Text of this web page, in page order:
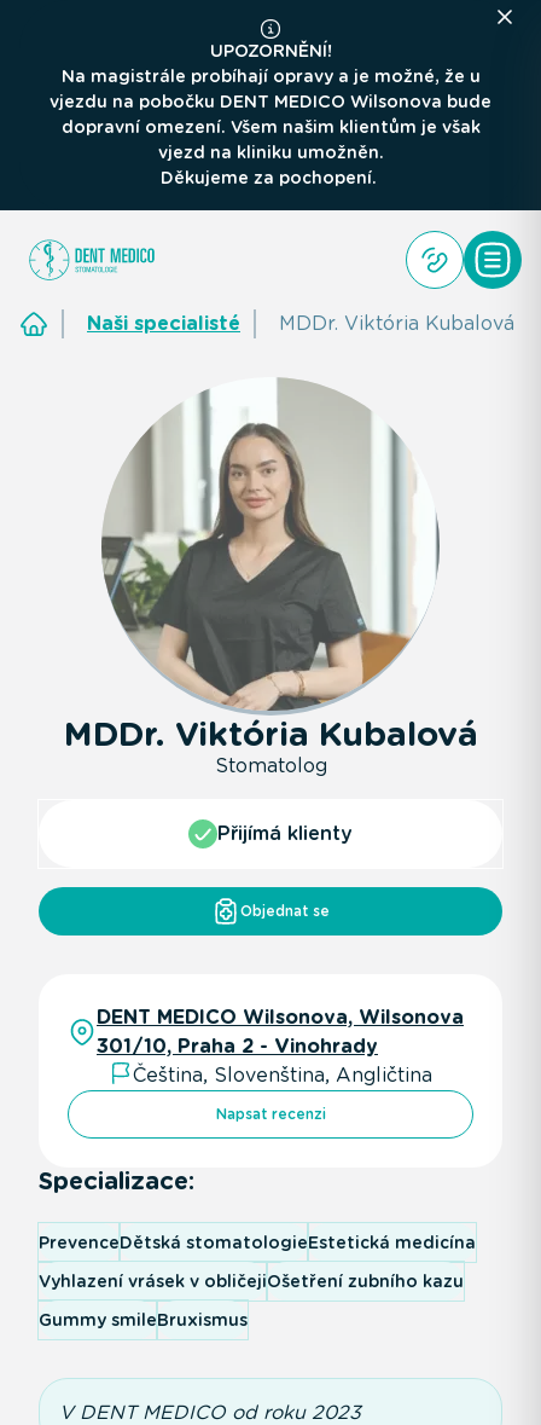
UPOZORNĚNÍ!
Na magistrále probíhají opravy a je možné, že u
vjezdu na pobočku DENT MEDICO Wilsonova bude
dopravní omezení. Všem našim klientům je však
vjezd na kliniku umožněn.
Děkujeme za pochopení.
Naši specialisté MDDr. Viktória Kubalová
MDDr. Viktória Kubalová
Stomatolog
Přijímá klienty
Objednat se
DENT MEDICO Wilsonova, Wilsonova
301/10, Praha 2 - Vinohrady
Čeština, Slovenština, Angličtina
Napsat recenzi
Specializace:
PrevenceDětská stomatologieEstetická medicína
Vyhlazení vrásek v obličejiOšetření zubního kazu
Gummy smileBruxismus
V DENT MEDICO od roku 2023